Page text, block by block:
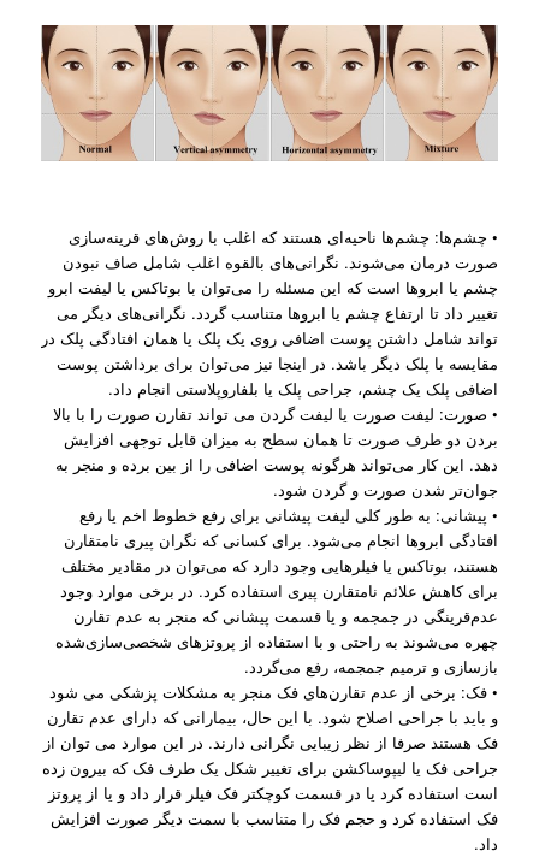
• چشم‌ها: چشم‌ها ناحیه‌ای هستند که اغلب با روش‌های قرینه‌سازی
صورت درمان می‌شوند. نگرانی‌های بالقوه اغلب شامل صاف نبودن
چشم‌ یا ابروها است که این مسئله را می‌توان با بوتاکس یا لیفت ابرو
تغییر داد تا ارتفاع چشم یا ابروها متناسب گردد. نگرانی‌های دیگر می
تواند شامل داشتن پوست اضافی روی یک پلک یا همان افتادگی پلک در
مقایسه با پلک دیگر باشد. در اینجا نیز می‌توان برای برداشتن پوست
اضافی پلک یک چشم، جراحی پلک یا بلفاروپلاستی انجام داد.
• صورت: لیفت صورت یا لیفت گردن می تواند تقارن صورت را با بالا
بردن دو طرف صورت تا همان سطح به میزان قابل توجهی افزایش
دهد. این کار می‌تواند هرگونه پوست اضافی را از بین برده و منجر به
جوان‌تر شدن صورت و گردن شود.
• پیشانی: به طور کلی لیفت پیشانی برای رفع خطوط اخم یا رفع
افتادگی ابروها انجام می‌شود. برای کسانی که نگران پیری نامتقارن
هستند، بوتاکس یا فیلرهایی وجود دارد که می‌توان در مقادیر مختلف
برای کاهش علائم نامتقارن پیری استفاده کرد. در برخی موارد وجود
عدم‌قرینگی در جمجمه و یا قسمت پیشانی که منجر به عدم تقارن
چهره می‌شوند به راحتی و با استفاده از پروتزهای شخصی‌سازی‌شده
بازسازی و ترمیم جمجمه، رفع می‌گردد.
• فک: برخی از عدم تقارن‌های فک منجر به مشکلات پزشکی می شود
و باید با جراحی اصلاح شود. با این حال، بیمارانی که دارای عدم تقارن
فک هستند صرفا از نظر زیبایی نگرانی دارند. در این موارد می توان از
جراحی فک یا لیپوساکشن برای تغییر شکل یک طرف فک که بیرون زده
است استفاده کرد یا در قسمت کوچکتر فک فیلر قرار داد و یا از پروتز
فک استفاده کرد و حجم فک را متناسب با سمت دیگر صورت افزایش
داد.